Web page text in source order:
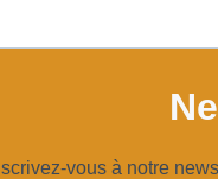
vous à notre